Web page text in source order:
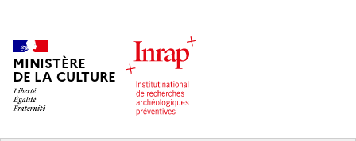
MINISTÈRE
DE LA CULTURE